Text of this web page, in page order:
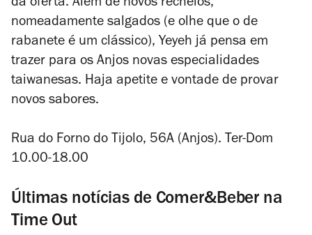
da oferta. Além de novos recheios,
nomeadamente salgados (e olhe que o de
rabanete é um clássico), Yeyeh já pensa em
trazer para os Anjos novas especialidades
taiwanesas. Haja apetite e vontade de provar
novos sabores.
Rua do Forno do Tijolo, 56A (Anjos). Ter-Dom
10.00-18.00
Últimas notícias de Comer&Beber na
Time Out